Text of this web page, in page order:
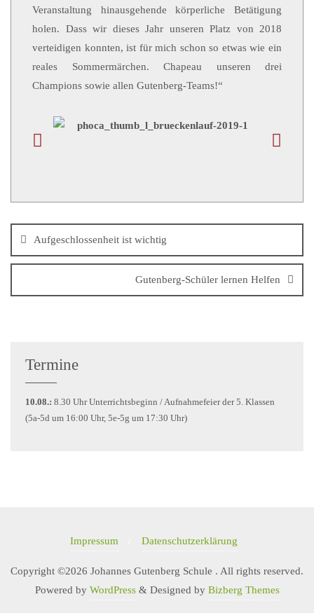
Veranstaltung hinausgehende körperliche Betätigung
holen. Dass wir dieses Jahr unseren Platz von 2018
verteidigen konnten, ist für mich schon so etwas wie ein
reales Sommermärchen. Chapeau unseren drei
Champions sowie allen Gutenberg-Teams!“
Aufgeschlossenheit ist wichtig
Gutenberg-Schüler lernen Helfen
Termine
10.08.: 8.30 Uhr Unterrichtsbeginn / Aufnahmefeier der 5. Klassen
(5a-5d um 16:00 Uhr, 5e-5g um 17:30 Uhr)
Impressum Datenschutzerklärung
Copyright ©2026 Johannes Gutenberg Schule . All rights reserved.
Powered by WordPress & Designed by Bizberg Themes